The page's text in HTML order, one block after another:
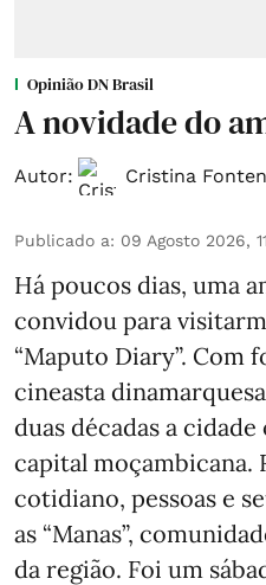
Opinião DN Brasil
A novidade do
Autor: Cristina
Publicado a: 09 Agosto 2026,
Há poucos dias, uma
convidou para
“Maputo Diary”. Com
cineasta
duas décadas a
capital moçambicana.
cotidiano, pessoas e
as “Manas”,
da região. Foi um